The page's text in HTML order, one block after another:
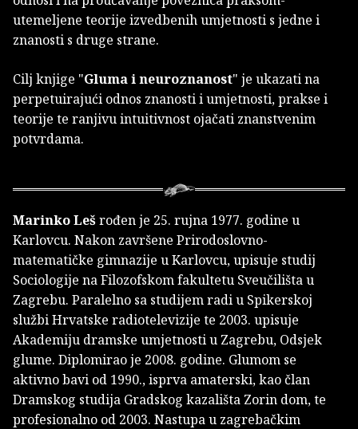
utemeljene teorije izvedbenih umjetnosti s jedne i
znanosti s druge strane.
Cilj knjige "Gluma i neuroznanost" je ukazati na
perpetuirajući odnos znanosti i umjetnosti, prakse i
teorije te ranjivu intuitivnost ojačati znanstvenim
potvrdama.
Marinko Lešrođen je 25. rujna 1977. godine u
Karlovcu. Nakon završene Prirodoslovno-
matematičke gimnazije u Karlovcu, upisuje studij
Sociologije na Filozofskom fakultetu Sveučilišta u
Zagrebu. Paralelno sa studijem radi u Spikerskoj
službi Hrvatske radiotelevizije te 2003. upisuje
Akademiju dramske umjetnosti u Zagrebu, Odsjek
glume. Diplomirao je 2008. godine. Glumom se
aktivno bavi od 1990., isprva amaterski, kao član
Dramskog studija Gradskog kazališta Zorin dom, te
profesionalno od 2003. Nastupa u zagrebačkim